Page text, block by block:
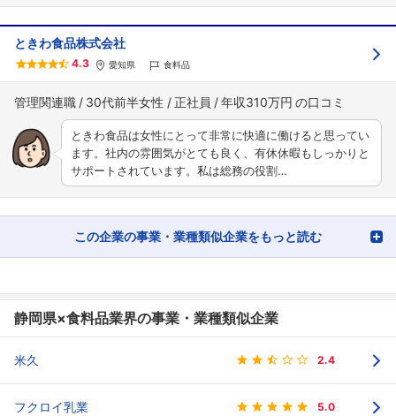
ときわ食品株式会社
4.3 愛知県 食料品
管理関連職 30代前半女性 正社員 年収310万円
ときわ食品は女性にとって非常に快適に働けると思ってい
ます。社内の雰囲気がとても良く、有休休暇もしっかりと
サポートされています。私は総務の役割…
この企業の事業・業種類似企業をもっと読む
静岡県×食料品業界の事業・業種類似企業
米久 2.4
フクロイ乳業 5.0